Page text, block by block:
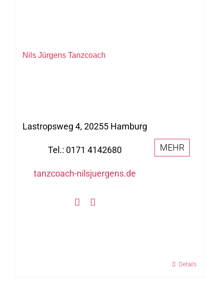
Nils Jürgens Tanzcoach
Lastropsweg 4, 20255 Hamburg
Tel.: 0171 4142680
tanzcoach-nilsjuergens.de
MEHR
Details